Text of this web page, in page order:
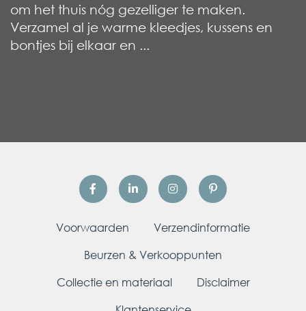
om het thuis nóg gezelliger te maken.
Verzamel al je warme kleedjes, kussens en
bontjes bij elkaar en ...
Voorwaarden
Verzendinformatie
Beurzen & Verkooppunten
Collectie en materiaal
Disclaimer